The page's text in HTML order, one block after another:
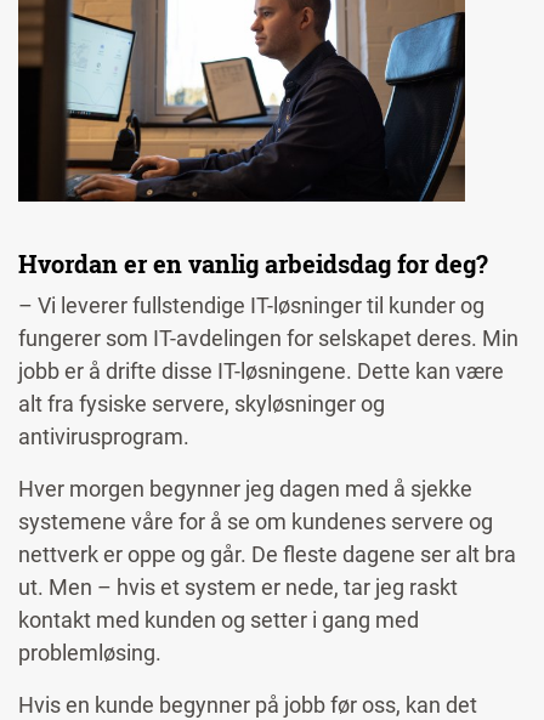
Hvordan er en vanlig arbeidsdag for deg?
– Vi leverer fullstendige IT-løsninger til kunder og
fungerer som IT-avdelingen for selskapet deres. Min
jobb er å drifte disse IT-løsningene. Dette kan være
alt fra fysiske servere, skyløsninger og
antivirusprogram.
Hver morgen begynner jeg dagen med å sjekke
systemene våre for å se om kundenes servere og
nettverk er oppe og går. De fleste dagene ser alt bra
ut. Men – hvis et system er nede, tar jeg raskt
kontakt med kunden og setter i gang med
problemløsing.
Hvis en kunde begynner på jobb før oss, kan det